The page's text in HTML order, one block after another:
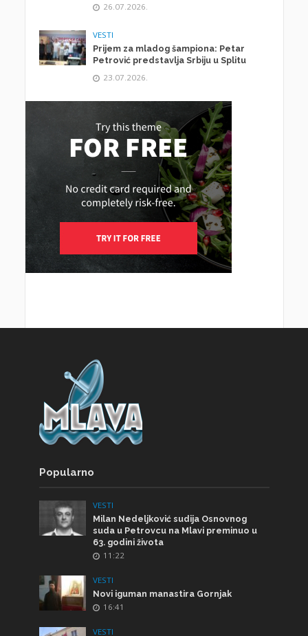
26.07.2026.
VESTI
Prijem za mladog šampiona: Petar
Petrović predstavlja Srbiju u Splitu
23.07.2026.
Popularno
VESTI
Milan Nedeljković sudija Osnovnog
suda u Petrovcu na Mlavi preminuo u
63. godini života
11:22
VESTI
Novi iguman manastira Gornjak
16:41
VESTI